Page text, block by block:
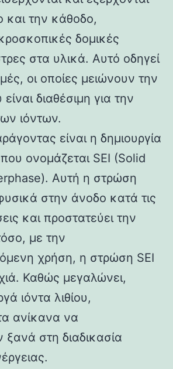
και την κάθοδο,
δομικές
στα υλικά. Αυτό οδηγεί
οι οποίες μειώνουν την
διαθέσιμη για την
ιόντων.
είναι η δημιουργία
ονομάζεται SEI (Solid
Αυτή η στρώση
στην άνοδο κατά τις
και προστατεύει την
με την
χρήση, η στρώση SEI
Καθώς μεγαλώνει,
ιόντα λιθίου,
ανίκανα να
στη διαδικασία